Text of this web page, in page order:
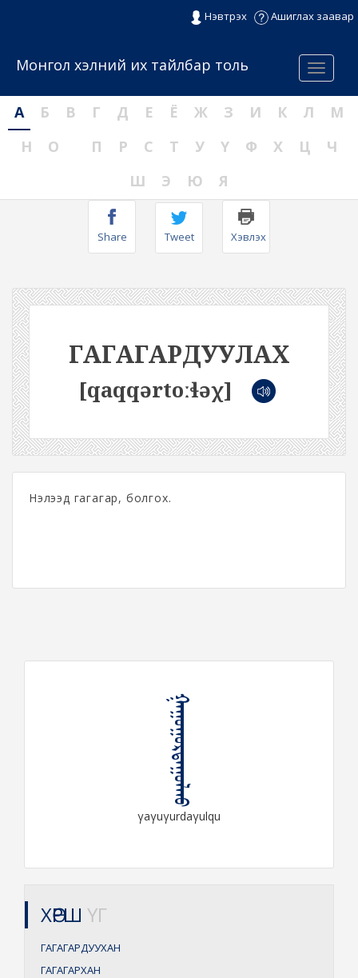
Нэвтрэх Ашиглах заавар
Menu
Монгол хэлний их тайлбар толь
А Б В Г Д Е Ё Ж З И К Л
М
Н
О П Р С Т У Ү Ф Х Ц
Ч
Ш
Э Ю Я
Share Tweet Хэвлэх
ГАГАГАРДУУЛАХ
[qaqqərtoːɬəχ]
Нэлээд гагагар, болгох.
ᠭᠠᠭᠤᠭᠤᠷᠳᠠᠭᠤᠯᠬᠤ
γaγuγurdaγulqu
ХӨРШ ҮГ
ГАГАГАРДУУХАН
ГАГАГАРХАН